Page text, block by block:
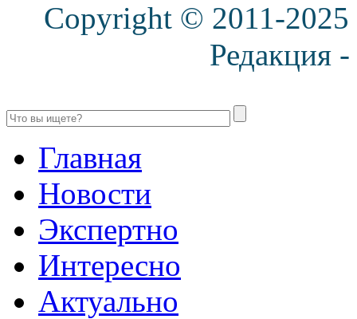
Copyright © 2011-
Редакция -
Главная
Новости
Экспертно
Интересно
Актуально